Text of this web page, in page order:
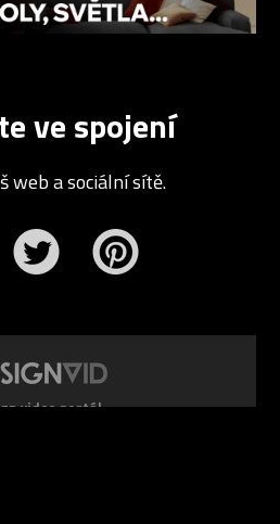
ve spojení
web a sociální sítě.
video portál